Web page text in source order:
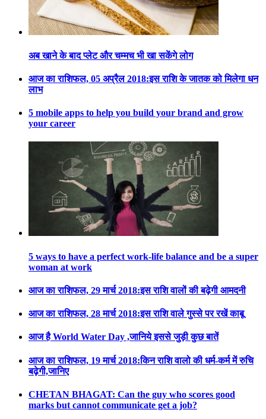
अब खाने के बाद प्लेट और चम्मच भी खा सकेंगे लोग
आज का राशिफल, 05 अप्रैल 2018:इस राशि के जातक को मिलेगा धन
लाभ
5 mobile apps to help you build your brand and grow
your career
5 ways to have a perfect work-life balance and be a super
woman at work
आज का राशिफल, 29 मार्च 2018:इस राशि वालों की बढ़ेगी आमदनी
आज का राशिफल, 28 मार्च 2018:इस राशि वाले गुस्से पर रखें काबू
आज है World Water Day ,जानिये इससे जुड़ी कुछ बातें
आज का राशिफल, 19 मार्च 2018:किन राशि वालो की धर्म-कर्म में रुचि
बढ़ेगी,जानिए
CHETAN BHAGAT: Can the guy who scores good
marks but cannot communicate get a job?